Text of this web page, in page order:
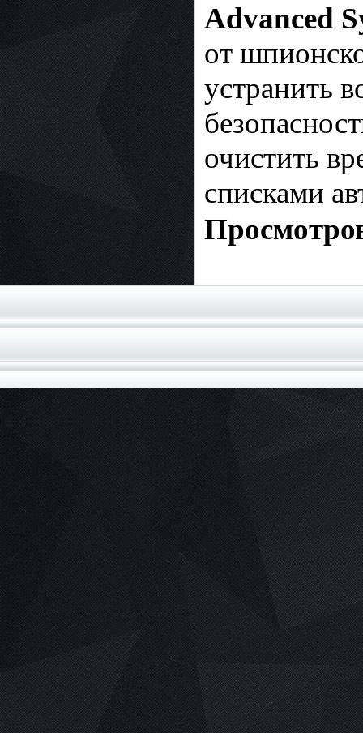
Advanced
от
устранить
очистить
списками